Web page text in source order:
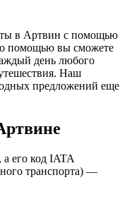
в Артвин с помощью
помощью вы сможете
день любого
Наш
предложений еще
, а его код IATA
транспорта) —